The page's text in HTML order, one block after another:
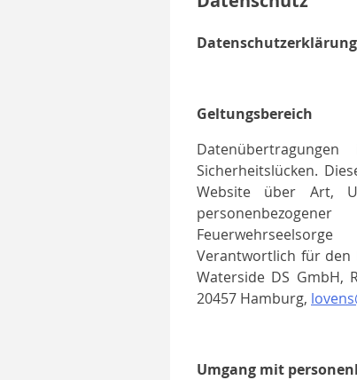
Geltungsbereich
Sicherheitslücken.
Website über Art,
Verantwortlich für den
Waterside DS GmbH,
20457 Hamburg,
Umgang mit